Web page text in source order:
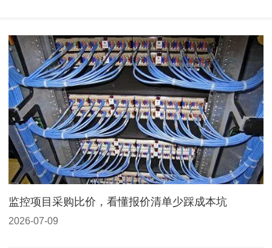
监控项目采购比价，看懂报价清单少踩成本坑
2026-07-09